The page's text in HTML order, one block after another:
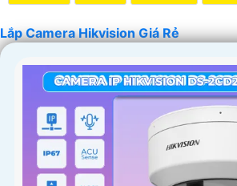
Lắp Camera Hikvision Giá Rẻ